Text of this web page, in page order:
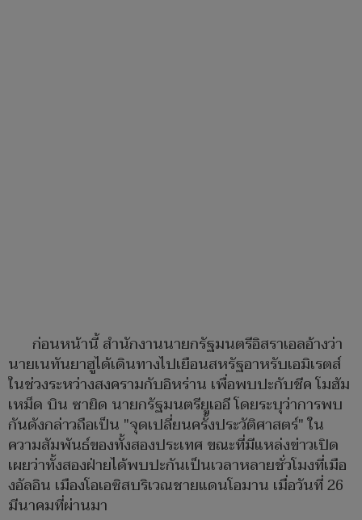
ก่อนหน้านี้ สำนักงานนายกรัฐมนตรีอิสราเอลอ้างว่า
นายเนทันยาฮูได้เดินทางไปเยือนสหรัฐอาหรับเอมิเรตส์
ในช่วงระหว่างสงครามกับอิหร่าน เพื่อพบปะกับชีค โมฮัม
เหม็ด บิน ซายิด นายกรัฐมนตรียูเออี โดยระบุว่าการพบ
กันดังกล่าวถือเป็น "จุดเปลี่ยนครั้งประวัติศาสตร์" ใน
ความสัมพันธ์ของทั้งสองประเทศ ขณะที่มีแหล่งข่าวเปิด
เผยว่าทั้งสองฝ่ายได้พบปะกันเป็นเวลาหลายชั่วโมงที่เมือ
งอัลอิน เมืองโอเอซิสบริเวณชายแดนโอมาน เมื่อวันที่ 26
มีนาคมที่ผ่านมา